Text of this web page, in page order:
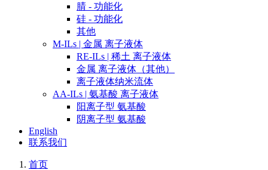
腈 - 功能化
硅 - 功能化
其他
M-ILs | 金属 离子液体
RE-ILs | 稀土 离子液体
金属 离子液体（其他）
离子液体纳米流体
AA-ILs | 氨基酸 离子液体
阳离子型 氨基酸
阴离子型 氨基酸
English
联系我们
首页